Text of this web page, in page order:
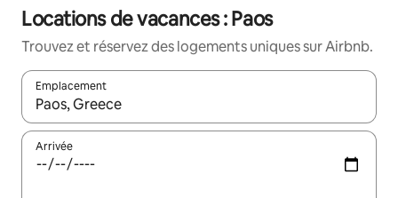
Locations de vacances : Paos
Trouvez et réservez des logements uniques sur Airbnb.
Emplacement
Quand les résultats sont affichés, parcourez-les en utilisant
Arrivée